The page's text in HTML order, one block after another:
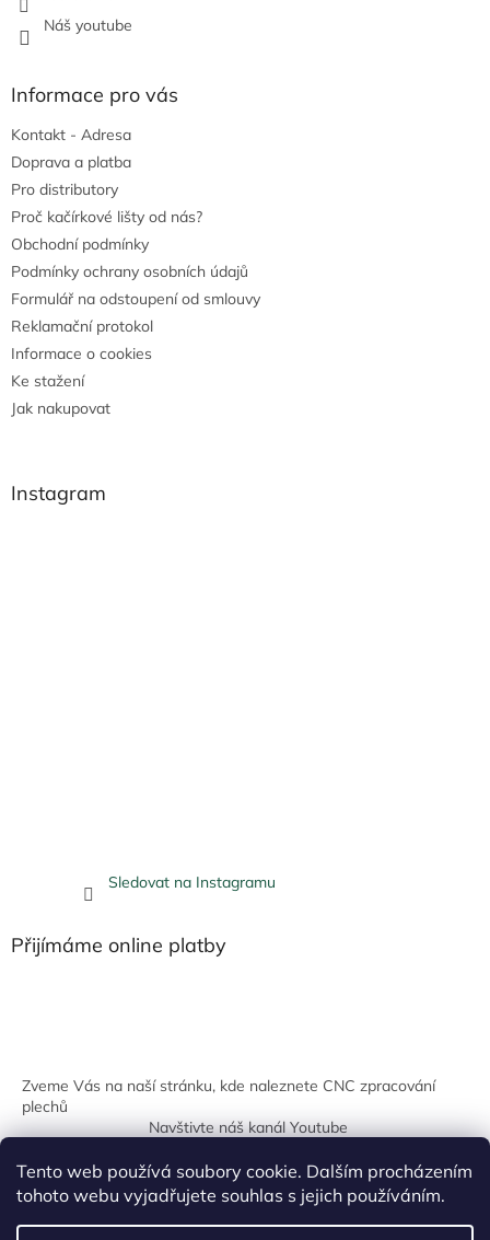
Tento web používá soubory cookie. Dalším procházením
tohoto webu vyjadřujete souhlas s jejich používáním.
Náš youtube
Informace pro vás
Kontakt - Adresa
Doprava a platba
Pro distributory
Proč kačírkové lišty od nás?
Obchodní podmínky
Podmínky ochrany osobních údajů
Formulář na odstoupení od smlouvy
Reklamační protokol
Informace o cookies
Ke stažení
Jak nakupovat
Instagram
Sledovat na Instagramu
Přijímáme online platby
Zveme Vás na naší stránku, kde naleznete CNC zpracování
plechů
Navštivte náš kanál Youtube